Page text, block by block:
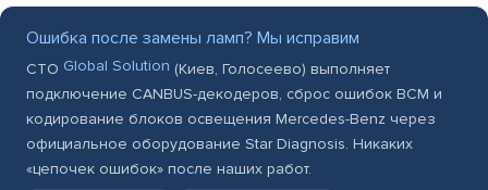
Ошибка после замены ламп? Мы исправим
СТО Global Solution (Киев, Голосеево) выполняет
подключение CANBUS-декодеров, сброс ошибок BCM и
кодирование блоков освещения Mercedes-Benz через
официальное оборудование Star Diagnosis. Никаких
«цепочек ошибок» после наших работ.